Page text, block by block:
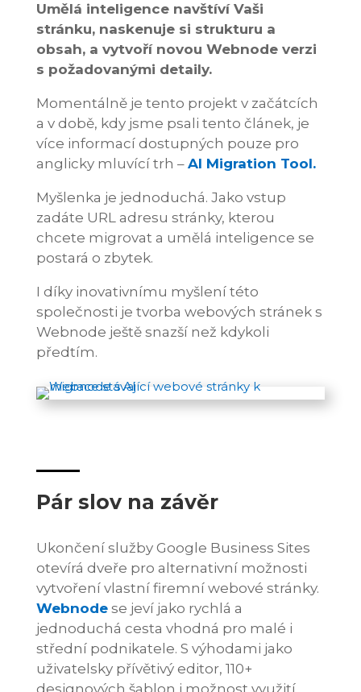
Umělá inteligence navštíví Vaši
stránku, naskenuje si strukturu a
obsah, a vytvoří novou Webnode verzi
s požadovanými detaily.
Momentálně je tento projekt v začátcích
a v době, kdy jsme psali tento článek, je
více informací dostupných pouze pro
anglicky mluvící trh – AI Migration Tool.
Myšlenka je jednoduchá. Jako vstup
zadáte URL adresu stránky, kterou
chcete migrovat a umělá inteligence se
postará o zbytek.
I díky inovativnímu myšlení této
společnosti je tvorba webových stránek s
Webnode ještě snazší než kdykoli
předtím.
Pár slov na závěr
Ukončení služby Google Business Sites
otevírá dveře pro alternativní možnosti
vytvoření vlastní firemní webové stránky.
Webnode se jeví jako rychlá a
jednoduchá cesta vhodná pro malé i
střední podnikatele. S výhodami jako
uživatelsky přívětivý editor, 110+